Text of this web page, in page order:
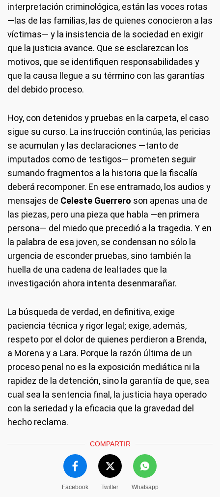
interpretación criminológica, están las voces rotas
—las de las familias, las de quienes conocieron a las
víctimas— y la insistencia de la sociedad en exigir
que la justicia avance. Que se esclarezcan los
motivos, que se identifiquen responsabilidades y
que la causa llegue a su término con las garantías
del debido proceso.
Hoy, con detenidos y pruebas en la carpeta, el caso
sigue su curso. La instrucción continúa, las pericias
se acumulan y las declaraciones —tanto de
imputados como de testigos— prometen seguir
sumando fragmentos a la historia que la fiscalía
deberá recomponer. En ese entramado, los audios y
mensajes de Celeste Guerrero son apenas una de
las piezas, pero una pieza que habla —en primera
persona— del miedo que precedió a la tragedia. Y en
la palabra de esa joven, se condensan no sólo la
urgencia de esconder pruebas, sino también la
huella de una cadena de lealtades que la
investigación ahora intenta desenmarañar.
La búsqueda de verdad, en definitiva, exige
paciencia técnica y rigor legal; exige, además,
respeto por el dolor de quienes perdieron a Brenda,
a Morena y a Lara. Porque la razón última de un
proceso penal no es la exposición mediática ni la
rapidez de la detención, sino la garantía de que, sea
cual sea la sentencia final, la justicia haya operado
con la seriedad y la eficacia que la gravedad del
hecho reclama.
COMPARTIR
Facebook Twitter Whatsapp